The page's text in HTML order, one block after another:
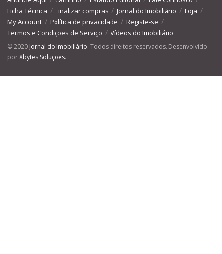
Ficha Técnica
Finalizar compras Jornal do Imobiliário
Loja
My Account
Política de privacidade
Registe-se
Termos e Condições de Serviço
Vídeos do Imobiliário
© 2020 Jornal do Imobiliário. Todos direitos reservados. Desenvolvido
porXbytes Soluções.